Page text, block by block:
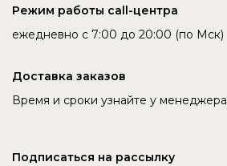
Режим работы call-центра
ежедневно с 7:00 до 20:00 (по Мск)
Доставка заказов
Время и сроки узнайте у менеджера
Подписаться на рассылку